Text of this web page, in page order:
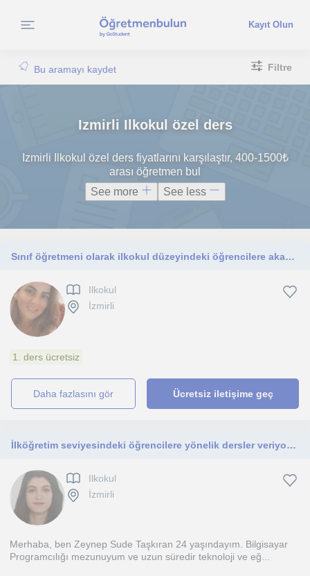
Kayıt Olun
Bu aramayı kaydet Filtre
Izmirli Ilkokul özel ders
Izmirli Ilkokul özel ders fiyatlarını karşılaştır, 400-1500₺
arası öğretmen bul
See more
See less
Sınıf öğretmeni olarak ilkokul düzeyindeki öğrencilere akademik destek ve birebir özel ders veriyorum
Ilkokul
İzmirli
1. ders ücretsiz
daha fazlasını gör Ücretsiz iletişime geç
İlköğretim seviyesindeki öğrencilere yönelik dersler veriyorum. Temel derslerde konu anlatımı, ödev desteği, tekrar çalışmaları .
Ilkokul
İzmirli
Merhaba, ben Zeynep Sude Taşkıran 24 yaşındayım. Bilgisayar
Programcılığı mezunuyum ve uzun süredir teknoloji ve eğ...